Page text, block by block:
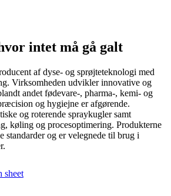
intet må gå galt
af dyse- og sprøjteteknologi med
Virksomheden udvikler innovative og
andet fødevare-, pharma-, kemi- og
og hygiejne er afgørende.
og roterende spraykugler samt
køling og procesoptimering. Produkterne
standarder og er velegnede til brug i
sheet